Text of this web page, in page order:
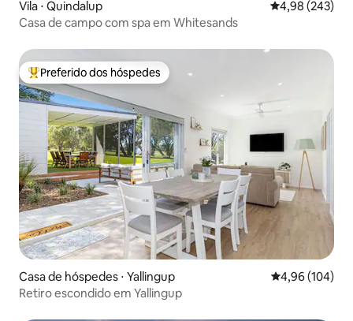
Vila ⋅ Quindalup 4,98 de uma
4,98 (243)
Casa de campo com spa em Whitesands
Entre os melhores preferidos dos hóspedes
Preferido dos hóspedes
Casa de hóspedes ⋅ Yallingup 4,96 de uma
4,96 (104)
Retiro escondido em Yallingup